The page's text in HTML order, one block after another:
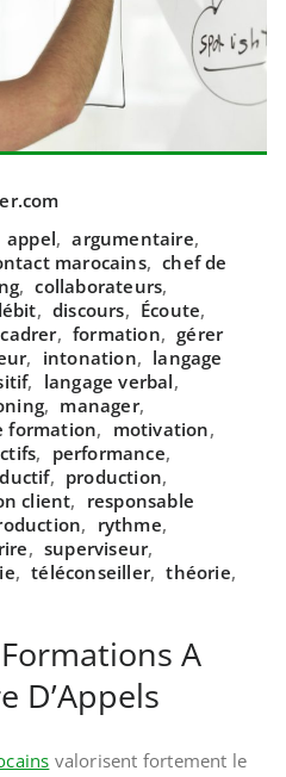
appel, argumentaire,
marocains, chef de
, collaborateurs,
, discours, Écoute,
, formation, gérer
, intonation, langage
, langage verbal,
, manager,
formation, motivation,
, performance,
, production,
client, responsable
, rythme,
, superviseur,
, téléconseiller, théorie,
A
D’Appels
valorisent fortement le